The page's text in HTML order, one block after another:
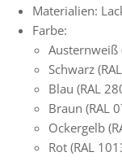
Materialien:
Farbe:
Austernweiß
Schwarz
Blau (RAL
Braun (RAL
Ockergelb
Rot (RAL